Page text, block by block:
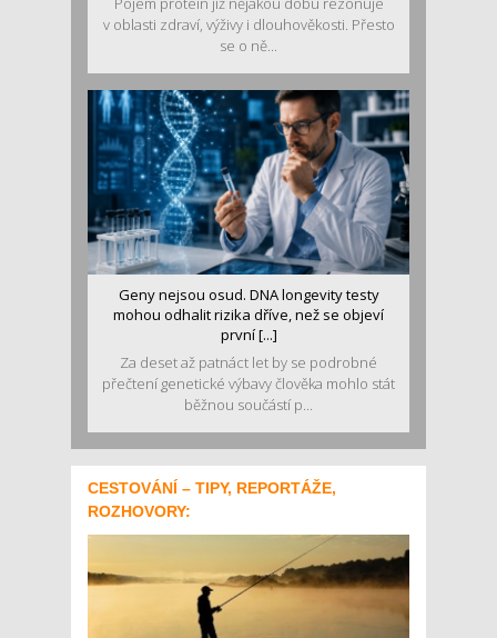
v oblasti zdraví, výživy i dlouhověkosti. Přesto
se o ně...
Geny nejsou osud. DNA longevity testy
mohou odhalit rizika dříve, než se objeví
první [...]
Za deset až patnáct let by se podrobné
přečtení genetické výbavy člověka mohlo stát
běžnou součástí p...
CESTOVÁNÍ – TIPY, REPORTÁŽE,
ROZHOVORY: